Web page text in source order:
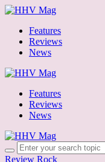
Features
Reviews
News
Features
Reviews
News
Review Rock